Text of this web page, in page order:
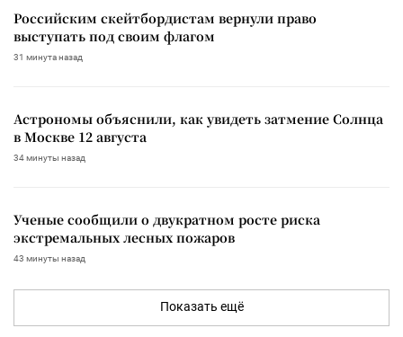
Российским скейтбордистам вернули право
выступать под своим флагом
31 минута назад
Астрономы объяснили, как увидеть затмение Солнца
в Москве 12 августа
34 минуты назад
Ученые сообщили о двукратном росте риска
экстремальных лесных пожаров
43 минуты назад
Показать ещё